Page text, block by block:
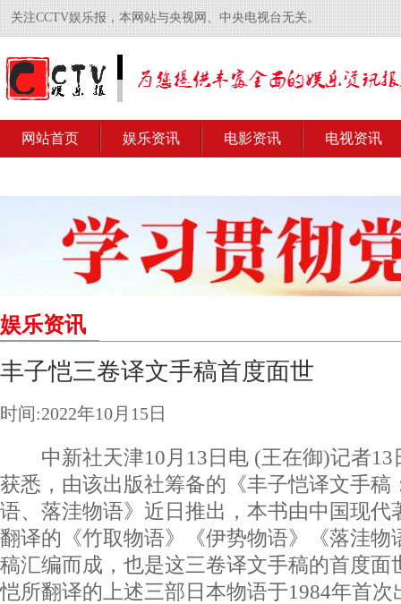
关注CCTV娱乐报，本网站与央视网、中央电视台无关。
网站首页 娱乐资讯 电影资讯 电视资讯
娱乐资讯
丰子恺三卷译文手稿首度面世
时间:2022年10月15日
中新社天津10月13日电 (王在御)记者13
获悉，由该出版社筹备的《丰子恺译文手稿
语、落洼物语》近日推出，本书由中国现代
翻译的《竹取物语》《伊势物语》《落洼物
稿汇编而成，也是这三卷译文手稿的首
恺所翻译的上述三部日本物语于1984年首